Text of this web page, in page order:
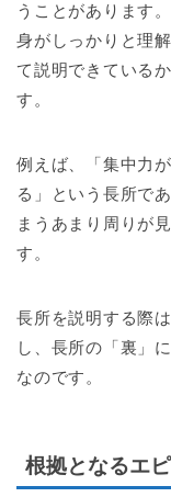
うことがあります
身がしっかりと理
て説明できている
す。
例えば、「集中力
る」という長所で
まうあまり周りが
す。
長所を説明する際
し、長所の「裏」
なのです。
根拠となるエ